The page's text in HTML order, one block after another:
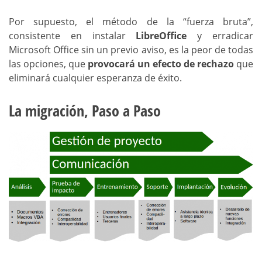
Por supuesto, el método de la “fuerza bruta”,
consistente en instalar LibreOffice y erradicar
Microsoft Office sin un previo aviso, es la peor de todas
las opciones, que provocará un efecto de rechazo que
eliminará cualquier esperanza de éxito.
La migración, Paso a Paso